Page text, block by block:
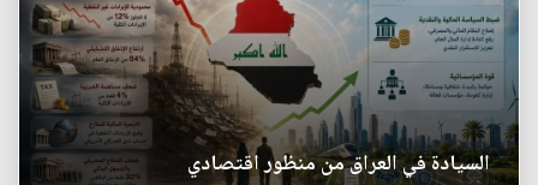
السيادة في العراق من منظور اقتصادي